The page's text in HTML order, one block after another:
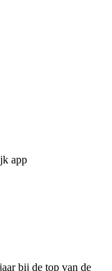
app
bij de top van de